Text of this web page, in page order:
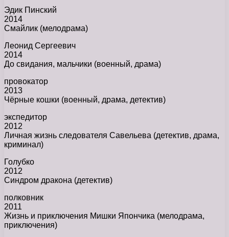
Эдик Пинский
2014
Смайлик (мелодрама)
Леонид Сергеевич
2014
До свидания, мальчики (военный, драма)
провокатор
2013
Чёрные кошки (военный, драма, детектив)
экспедитор
2012
Личная жизнь следователя Савельева (детектив, драма,
криминал)
Голубко
2012
Синдром дракона (детектив)
полковник
2011
Жизнь и приключения Мишки Япончика (мелодрама,
приключения)